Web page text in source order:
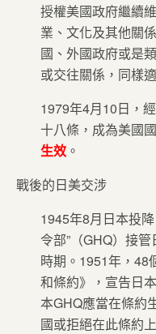
授權美國政府繼續
業、文化及其他關
國、外國政府或是
或交往關係，同樣
1979年4月10日，
十八條，成為美國
生效 。
戰後的日美交涉
1945年8月日本投
令部”（GHQ）接
時期。1951年，48
和條約》，宣告日
本GHQ應當在條約
國或拒絕在此條約